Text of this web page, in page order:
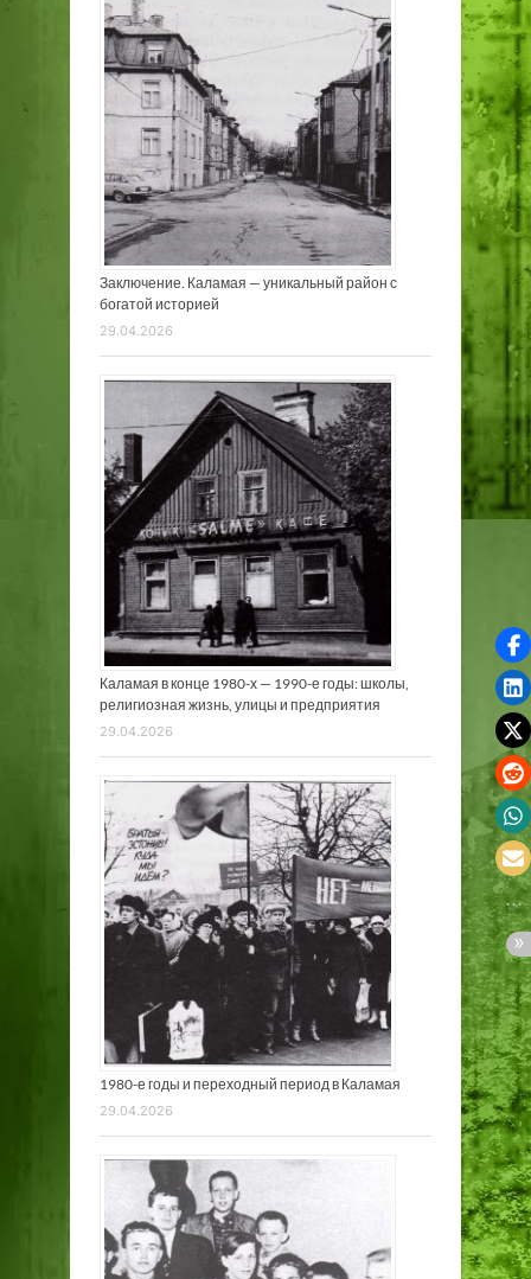
Заключение. Каламая — уникальный район с
богатой историей
29.04.2026
Каламая в конце 1980-х — 1990-е годы: школы,
религиозная жизнь, улицы и предприятия
29.04.2026
1980-е годы и переходный период в Каламая
29.04.2026